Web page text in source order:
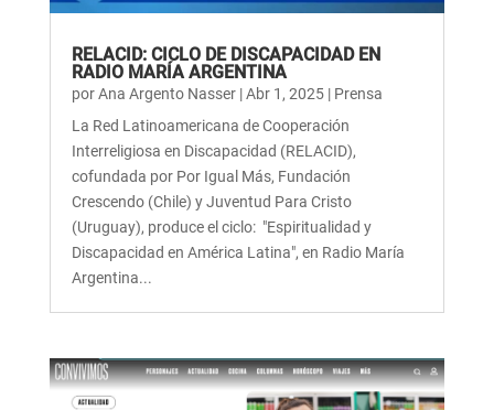
RELACID: CICLO DE DISCAPACIDAD EN
RADIO MARÍA ARGENTINA
porAna Argento Nasser|Abr 1, 2025| Prensa
La Red Latinoamericana de Cooperación
Interreligiosa en Discapacidad (RELACID),
cofundada por Por Igual Más, Fundación
Crescendo (Chile) y Juventud Para Cristo
(Uruguay), produce el ciclo: "Espiritualidad y
Discapacidad en América Latina", en Radio María
Argentina...